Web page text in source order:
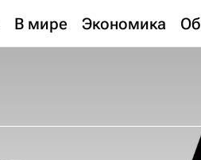
В мире Экономика